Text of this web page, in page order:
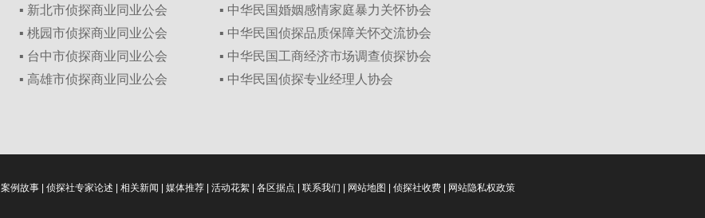
▪ 新北市侦探商业同业公会
▪ 桃园市侦探商业同业公会
▪ 台中市侦探商业同业公会
▪ 高雄市侦探商业同业公会
▪ 中华民国婚姻感情家庭暴力关怀协会
▪ 中华民国侦探品质保障关怀交流协会
▪ 中华民国工商经济市场调查侦探协会
▪ 中华民国侦探专业经理人协会
案例故事 侦探社专家论述 相关新闻 媒体推荐 活动花絮 各区据点 联系我们 网站地图 侦探社收费 网站隐私权政策